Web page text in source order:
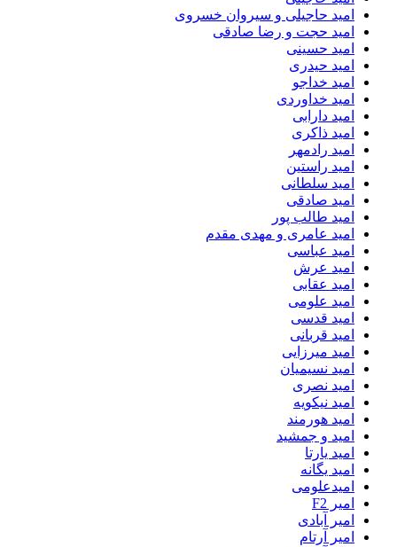
امید حاجیلی و سیروان خسروی
امید حجت و رضا صادقی
امید حسینی
امید حیدری
امید خداجو
امید خداوردی
امید دارابی
امید ذاکری
امید رادمهر
امید راستین
امید سلطانی
امید صادقی
امید طالب پور
امید عامری و مهدی مقدم
امید عباسی
امید عرش
امید عقابی
امید علومی
امید قدسی
امید قربانی
امید میرزایی
امید نسیمیان
امید نصری
امید نیکویه
امید هورمند
امید و جمشید
امید یارتا
امید یگانه
امیدعلومی
امیر F2
امیر آبادی
امیر آرتام